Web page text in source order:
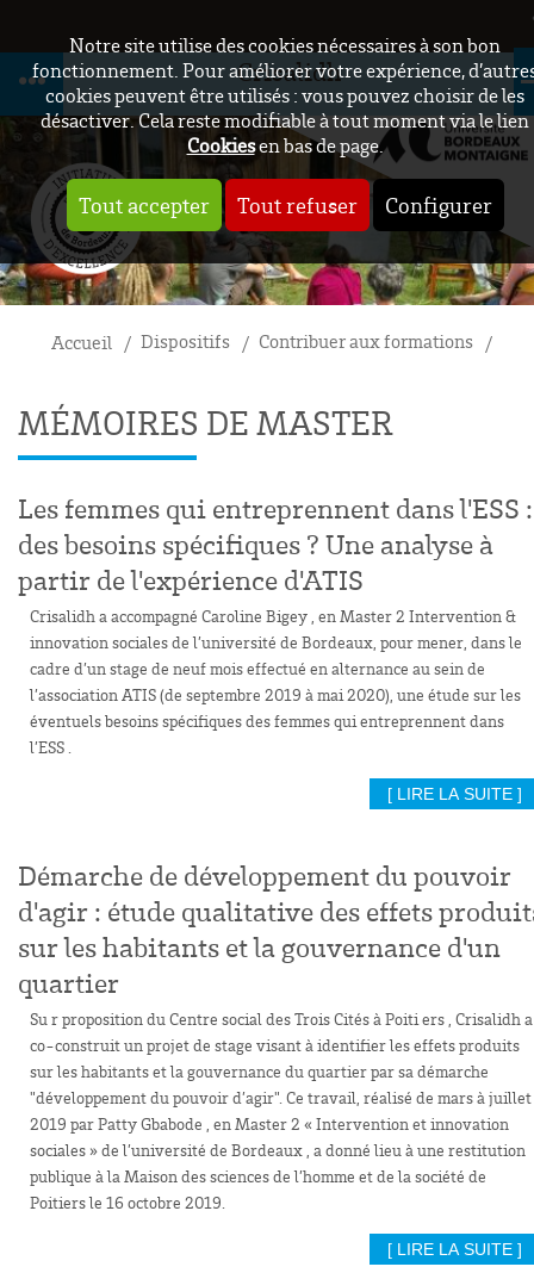
Notre site utilise des cookies nécessaires à son bon
fonctionnement. Pour améliorer votre expérience,
cookies peuvent être utilisés : vous pouvez choisir de les
désactiver. Cela reste modifiable à tout moment via le lien
Cookiesen bas de page.
Tout accepter Tout refuser Configurer
Crisalidh
Accueil Dispositifs Contribuer aux formations
MÉMOIRES DE MASTER
Les femmes qui entreprennent dans l'ESS :
des besoins spécifiques ? Une analyse à
partir de l'expérience d'ATIS
Crisalidh a accompagné Caroline Bigey , en Master 2 Intervention &
innovation sociales de l’université de Bordeaux, pour mener, dans le
cadre d’un stage de neuf mois effectué en alternance au sein de
l’association ATIS (de septembre 2019 à mai 2020), une étude sur les
éventuels besoins spécifiques des femmes qui entreprennent dans
l’ESS .
[ LIRE LA SUITE ]
Démarche de développement du pouvoir
d'agir : étude qualitative des effets
sur les habitants et la gouvernance d'un
quartier
Su r proposition du Centre social des Trois Cités à Poiti ers , Crisalidh a
co-construit un projet de stage visant à identifier les effets produits
sur les habitants et la gouvernance du quartier par sa démarche
"développement du pouvoir d’agir". Ce travail, réalisé de mars à juillet
2019 par Patty Gbabode , en Master 2 « Intervention et innovation
sociales » de l’université de Bordeaux , a donné lieu à une restitution
publique à la Maison des sciences de l’homme et de la société de
Poitiers le 16 octobre 2019.
[ LIRE LA SUITE ]